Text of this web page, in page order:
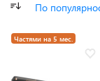
По
Частями на 5 мес.